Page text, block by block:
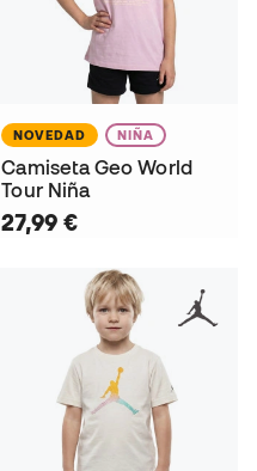
NOVEDAD NIÑA
Camiseta Geo World
Tour Niña
27,99 €